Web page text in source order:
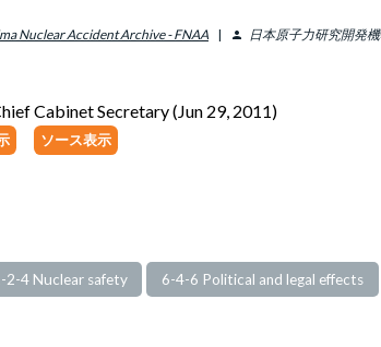
Nuclear Accident Archive - FNAA person 日本原子力研究開発
Cabinet Secretary (Jun 29, 2011)
ソース表示
2-4 Nuclear safety 6-4-6 Political and legal effects